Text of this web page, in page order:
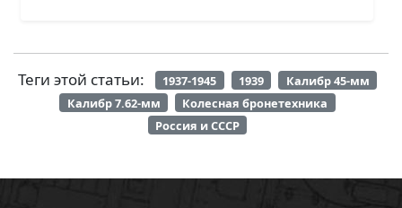
Теги этой статьи: 1937-1945 1939
Калибр 45-мм
Калибр 7.62-мм
Колесная бронетехника
Россия и СССР